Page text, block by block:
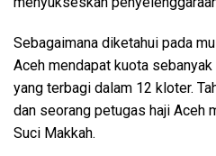
Sebagaimana diketahui pada
Aceh mendapat kuota
yang terbagi dalam 12 kloter.
dan seorang petugas haji Aceh
Suci Makkah.